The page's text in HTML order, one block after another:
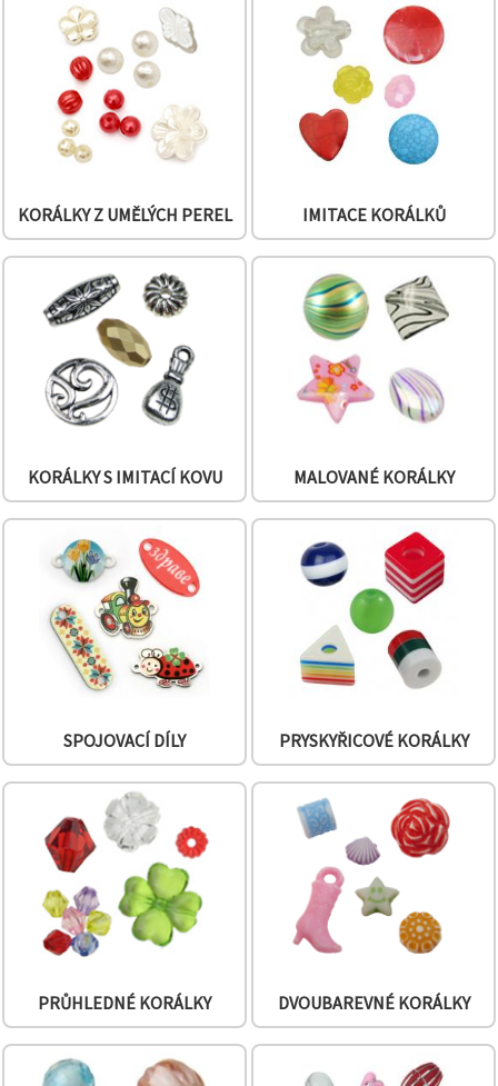
Přijmout
vše
Nastavení
KORÁLKY Z UMĚLÝCH PEREL IMITACE KORÁLKŮ
KORÁLKY S IMITACÍ KOVU MALOVANÉ KORÁLKY
SPOJOVACÍ DÍLY PRYSKYŘICOVÉ KORÁLKY
PRŮHLEDNÉ KORÁLKY DVOUBAREVNÉ KORÁLKY